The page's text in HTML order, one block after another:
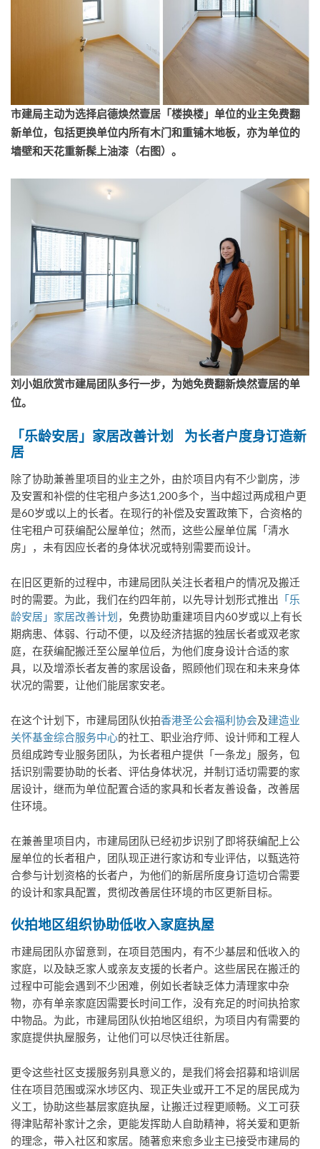
市建局主动为选择启德焕然壹居「楼换楼」单位的业主免费翻
新单位，包括更换单位内所有木门和重铺木地板，亦为单位的
墙壁和天花重新髹上油漆（右图）。
刘小姐欣赏市建局团队多行一步，为她免费翻新焕然壹居的单
位。
「乐龄安居」家居改善计划
为长者户度身订造新
居
除了协助兼善里项目的业主之外，由於项目内有不少劏房，涉
及安置和补偿的住宅租户多达1,200多个，当中超过两成租户更
是60岁或以上的长者。在现行的补偿及安置政策下，合资格的
住宅租户可获编配公屋单位；然而，这些公屋单位属「清水
房」，未有因应长者的身体状况或特别需要而设计。
在旧区更新的过程中，市建局团队关注长者租户的情况及搬迁
时的需要。为此，我们在约四年前，以先导计划形式推出 「乐
龄安居」家居改善计划，免费协助重建项目内60岁或以上有长
期病患、体弱、行动不便，以及经济拮据的独居长者或双老家
庭，在获编配搬迁至公屋单位后，为他们度身设计合适的家
具，以及增添长者友善的家居设备，照顾他们现在和未来身体
状况的需要，让他们能居家安老。
在这个计划下，市建局团队伙拍香港圣公会福利协会及建造业
关怀基金综合服务中心的社工、职业治疗师、设计师和工程人
员组成跨专业服务团队，为长者租户提供「一条龙」服务，包
括识别需要协助的长者、评估身体状况，并制订适切需要的家
居设计，继而为单位配置合适的家具和长者友善设备，改善居
住环境。
在兼善里项目内，市建局团队已经初步识别了即将获编配上公
屋单位的长者租户，团队现正进行家访和专业评估，以甄选符
合参与计划资格的长者户，为他们的新居所度身订造切合需要
的设计和家具配置，贯彻改善居住环境的市区更新目标。
伙拍地区组织协助低收入家庭执屋
市建局团队亦留意到，在项目范围内，有不少基层和低收入的
家庭，以及缺乏家人或亲友支援的长者户。这些居民在搬迁的
过程中可能会遇到不少困难，例如长者缺乏体力清理家中杂
物，亦有单亲家庭因需要长时间工作，没有充足的时间执拾家
中物品。为此，市建局团队伙拍地区组织，为项目内有需要的
家庭提供执屋服务，让他们可以尽快迁往新居。
更令这些社区支援服务别具意义的，是我们将会招募和培训居
住在项目范围或深水埗区内、现正失业或开工不足的居民成为
义工，协助这些基层家庭执屋，让搬迁过程更顺畅。义工可获
得津贴帮补家计之余，更能发挥助人自助精神，将关爱和更新
的理念，带入社区和家居。随著愈来愈多业主已接受市建局的